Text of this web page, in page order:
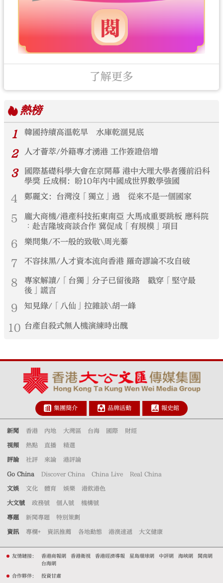
了解更多
熱榜
1
韓國持續高溫乾旱 水庫乾涸見底
2 人才薈萃/外籍專才湧港 工作簽證倍增
3
國際基礎科學大會在京開幕 港中大理大學者獲前沿科
學獎 丘成桐：盼10年內中國成世界數學強國
4 鄭麗文：台灣沒「獨立」過 從來不是一個國家
5
龐大商機/港產科技拓東南亞 大馬成重要跳板 應科院
︰赴吉隆坡商談合作 冀促成「有規模」項目
6 樂問集/不一般的致敬\周光蓁
7 不容抹黑/人才資本流向香港 羅奇謬論不攻自破
8
專家解讀/「台獨」分子已留後路 戳穿「堅守最
後」謊言
9 知見錄/「八仙」拉雜談\胡一峰
10 台產自殺式無人機演練時出醜
集團簡介 品牌活動 報史館
新聞 香港 內地 大灣區 台海 國際 財經
視頻 熱點 直播 精選
評論 社評 來論 港評論
Go China Discover China China Live Real China
文娛 文化 體育 娛樂 港飲港色
大文號 政務號 個人號 機構號
專題 新聞專題 特別策劃
資訊 專欄+ 資訊推薦 各地動態 港澳速遞 大文健康
友情鏈接： 香港商報網 香港衛視 香港經濟導報 星島環球網 中評網 海峽網
閩南網
台海網
合作夥伴： 投資甘肅